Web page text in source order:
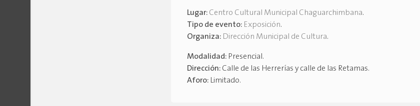
Lugar: Centro Cultural Municipal Chaguarchimbana.
Tipo de evento: Exposición.
Organiza: Dirección Municipal de Cultura.
Modalidad: Presencial.
Dirección: Calle de las Herrerías y calle de las Retamas.
Aforo: Limitado.